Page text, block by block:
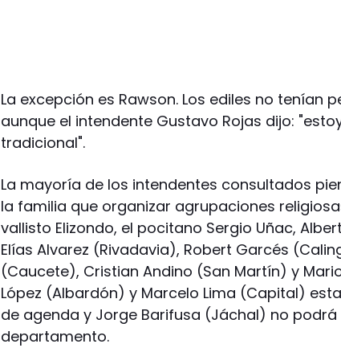
La excepción es Rawson. Los ediles no tenían
aunque el intendente Gustavo Rojas dijo:
tradicional".
La mayoría de los intendentes consultados
la familia que organizar agrupaciones
vallisto Elizondo, el pocitano Sergio Uñac,
Elías Alvarez (Rivadavia), Robert Garcés
(Caucete), Cristian Andino (San Martín) y
López (Albardón) y Marcelo Lima (Capital)
de agenda y Jorge Barifusa (Jáchal) no
departamento.